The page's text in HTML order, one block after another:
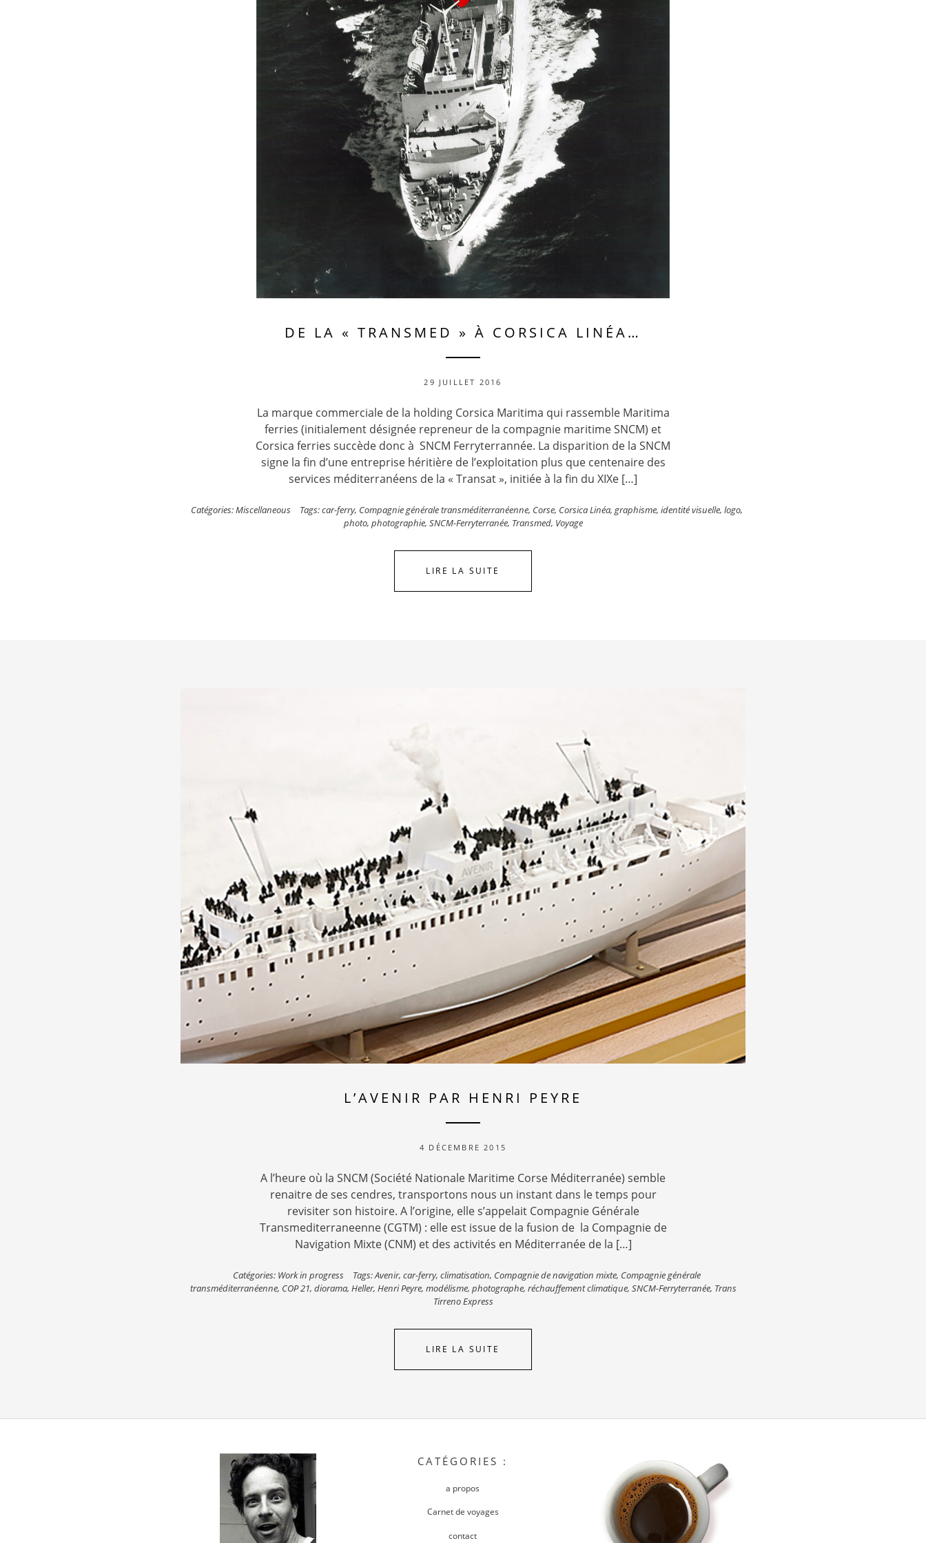
DE LA « TRANSMED » À CORSICA LINÉA…
29 JUILLET 2016
La marque commerciale de la holding Corsica Maritima qui rassemble Maritima
ferries (initialement désignée repreneur de la compagnie maritime SNCM) et
Corsica ferries succède donc à SNCM Ferryterrannée. La disparition de la SNCM
signe la fin d’une entreprise héritière de l’exploitation plus que centenaire des
services méditerranéens de la « Transat », initiée à la fin du XIXe […]
Catégories:Miscellaneous Tags:car-ferry, Compagnie générale transméditerranéenne, Corse, Corsica Linéa, graphisme, identité visuelle, logo,
photo, photographie, SNCM-Ferryterranée, Transmed, Voyage
LIRE LA SUITE
L’AVENIR PAR HENRI PEYRE
4 DÉCEMBRE 2015
A l’heure où la SNCM (Société Nationale Maritime Corse Méditerranée) semble
renaitre de ses cendres, transportons nous un instant dans le temps pour
revisiter son histoire. A l’origine, elle s’appelait Compagnie Générale
Transmediterraneenne (CGTM) : elle est issue de la fusion de la Compagnie de
Navigation Mixte (CNM) et des activités en Méditerranée de la […]
Catégories: Work in progress Tags:Avenir, car-ferry, climatisation, Compagnie de navigation mixte, Compagnie générale
transméditerranéenne, COP 21, diorama, Heller, Henri Peyre, modélisme, photographe, réchauffement climatique, SNCM-Ferryterranée, Trans
Tirreno Express
LIRE LA SUITE
CATÉGORIES :
a propos
Carnet de voyages
contact